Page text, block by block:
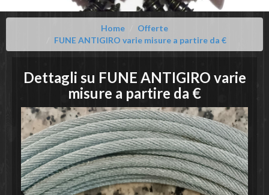
Home
Offerte
FUNE ANTIGIRO varie misure a partire da €
Dettagli su FUNE ANTIGIRO varie
misure a partire da €